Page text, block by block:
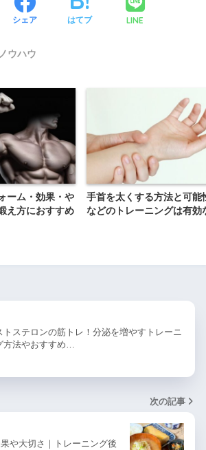
シェア はてブ LINE
ウハウ
ーム・効果・や
え方におすすめ
手首を太くする方法と可能
などのトレーニングは有効
トステロンの筋トレ！分泌を増やすトレーニ
方法やおすすめ…
次の記事
や大切さ｜トレーニング後